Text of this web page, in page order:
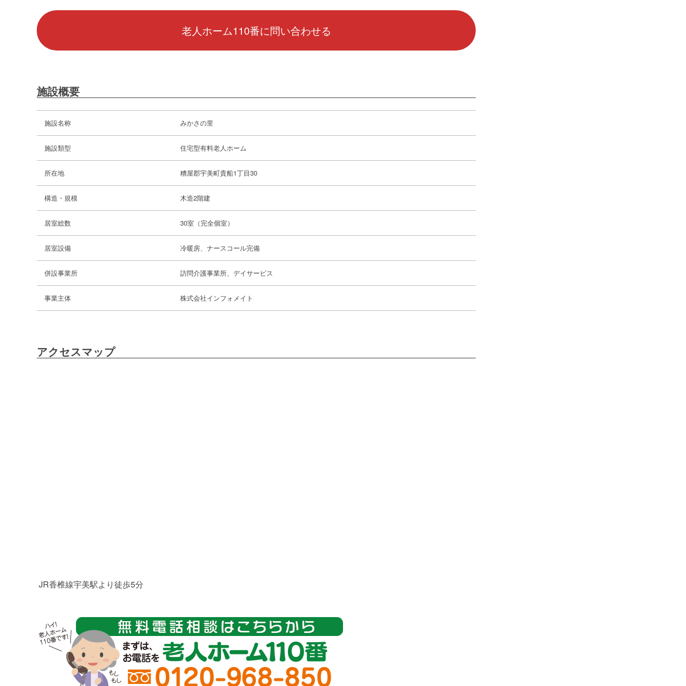
老人ホーム110番に問い合わせる
施設概要
施設名称 みかさの里
施設類型 住宅型有料老人ホーム
所在地 糟屋郡宇美町貴船1丁目30
構造・規模 木造2階建
居室総数 30室（完全個室）
居室設備 冷暖房、ナースコール完備
併設事業所 訪問介護事業所、デイサービス
事業主体 株式会社インフォメイト
アクセスマップ
JR香椎線宇美駅より徒歩5分